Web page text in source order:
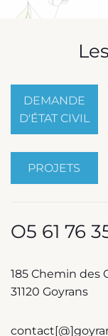
DEMANDE
D'ÉTAT CIVIL
PROJETS
O5 61 76
185 Chemin des
31120 Goyrans